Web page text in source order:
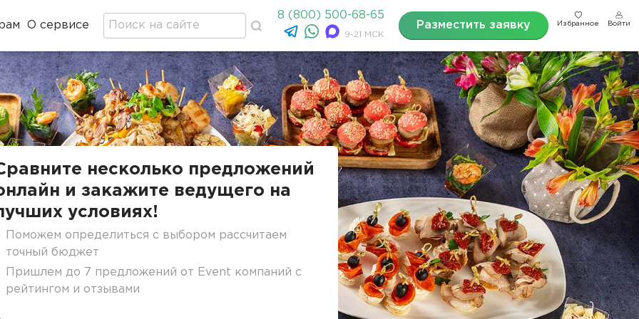
О сервисе
8 (800) 500-68-65
9-21 МСК
Разместить заявку Избранное Войти
несколько предложений
и закажите ведущего на
условиях!
Поможем определиться с выбором рассчитаем
точный бюджет
Пришлем до 7 предложений от Event компаний с
рейтингом и отзывами